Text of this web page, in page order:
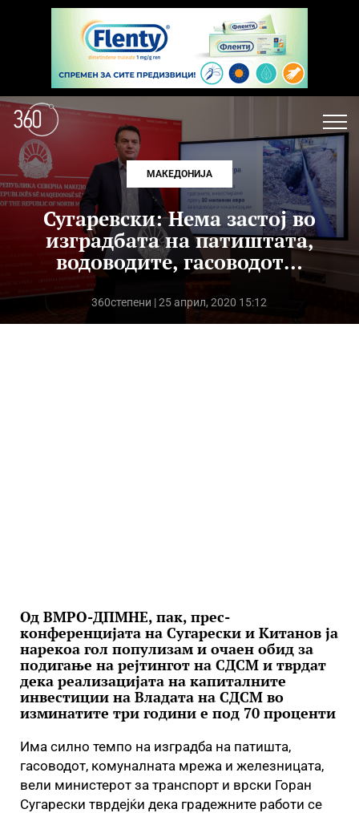
МАКЕДОНИЈА
Сугаревски: Нема застој во
изградбата на патиштата,
водоводите, гасоводот…
360степени | 25 април, 2020 15:12
Од ВМРО-ДПМНЕ, пак, прес-
конференцијата на Сугарески и Китанов ја
нарекоа гол популизам и очаен обид за
подигање на рејтингот на СДСМ и тврдат
дека реализацијата на капиталните
инвестиции на Владата на СДСМ во
изминатите три години е под 70 проценти
Има силно темпо на изградба на патишта,
гасоводот, комуналната мрежа и железницата,
вели министерот за транспорт и врски Горан
Сугарески тврдејќи дека градежните работи се